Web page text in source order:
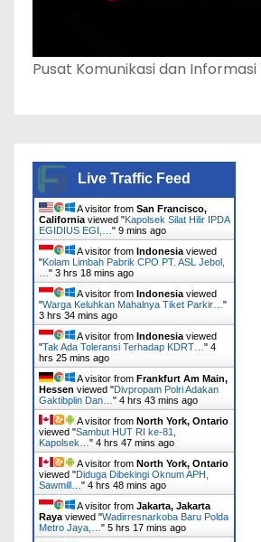
Pusat Komunikasi dan Informasi
Live Traffic Feed
A visitor from San Francisco,
California viewed "Kapolsek Silat Hilir IPDA
EGIDIUS EGI,… " 9 mins ago
A visitor from Indonesia viewed
"Kolam Limbah Pabrik CPO PT. ASL Jebol,
" 3 hrs 18 mins ago
A visitor from Indonesia viewed
"Warga Keluhkan Mahalnya Tiket Parkir… "
3 hrs 34 mins ago
A visitor from Indonesia viewed
"Tak Ada Toleransi Terhadap KDRT… " 4
hrs 25 mins ago
A visitor from Frankfurt Am Main,
Hessen viewed "Divpropam Polri Adakan
Gaktibplin Dan… " 4 hrs 43 mins ago
A visitor from North York, Ontario
viewed "Sambut HUT RI ke-81,
Kapolsek… " 4 hrs 47 mins ago
A visitor from North York, Ontario
viewed "Diduga Dibekingi Oknum APH,
Sawmill… " 4 hrs 48 mins ago
A visitor from Jakarta, Jakarta
Raya viewed "Wadirresnarkoba Baru Polda
Metro Jaya,… " 5 hrs 17 mins ago